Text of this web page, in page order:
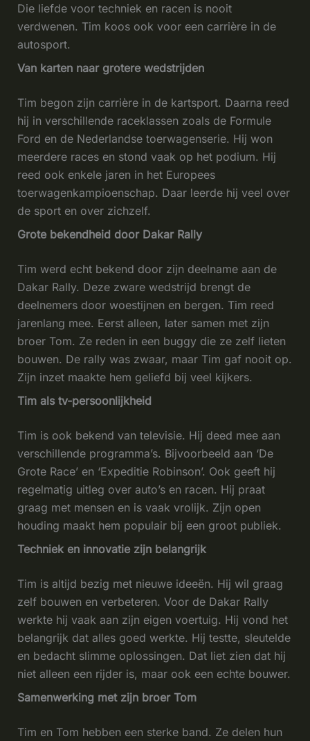
Die liefde voor techniek en racen is nooit
verdwenen. Tim koos ook voor een carrière in de
autosport.
Van karten naar grotere wedstrijden
Tim begon zijn carrière in de kartsport. Daarna reed
hij in verschillende raceklassen zoals de Formule
Ford en de Nederlandse toerwagenserie. Hij won
meerdere races en stond vaak op het podium. Hij
reed ook enkele jaren in het Europees
toerwagenkampioenschap. Daar leerde hij veel over
de sport en over zichzelf.
Grote bekendheid door Dakar Rally
Tim werd echt bekend door zijn deelname aan de
Dakar Rally. Deze zware wedstrijd brengt de
deelnemers door woestijnen en bergen. Tim reed
jarenlang mee. Eerst alleen, later samen met zijn
broer Tom. Ze reden in een buggy die ze zelf lieten
bouwen. De rally was zwaar, maar Tim gaf nooit op.
Zijn inzet maakte hem geliefd bij veel kijkers.
Tim als tv-persoonlijkheid
Tim is ook bekend van televisie. Hij deed mee aan
verschillende programma’s. Bijvoorbeeld aan ‘De
Grote Race’ en ‘Expeditie Robinson’. Ook geeft hij
regelmatig uitleg over auto’s en racen. Hij praat
graag met mensen en is vaak vrolijk. Zijn open
houding maakt hem populair bij een groot publiek.
Techniek en innovatie zijn belangrijk
Tim is altijd bezig met nieuwe ideeën. Hij wil graag
zelf bouwen en verbeteren. Voor de Dakar Rally
werkte hij vaak aan zijn eigen voertuig. Hij vond het
belangrijk dat alles goed werkte. Hij testte, sleutelde
en bedacht slimme oplossingen. Dat liet zien dat hij
niet alleen een rijder is, maar ook een echte bouwer.
Samenwerking met zijn broer Tom
Tim en Tom hebben een sterke band. Ze delen hun